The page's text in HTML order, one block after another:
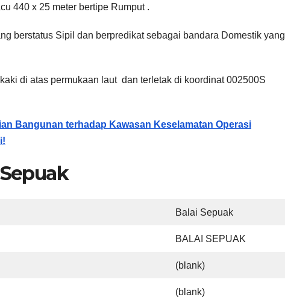
440 x 25 meter bertipe Rumput .
berstatus Sipil dan berpredikat sebagai bandara Domestik yang
di atas permukaan laut dan terletak di koordinat 002500S
Bangunan terhadap Kawasan Keselamatan Operasi
Balai Sepuak
BALAI SEPUAK
(blank)
(blank)